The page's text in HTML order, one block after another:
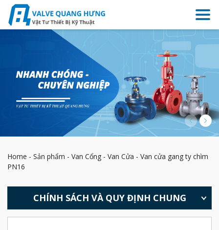
Home - Sản phẩm - Van Cổng - Van Cửa - Van cửa gang ty chìm
PN16
CHÍNH SÁCH VÀ QUY ĐỊNH CHUNG
HƯỚNG DẪN MUA HÀNG